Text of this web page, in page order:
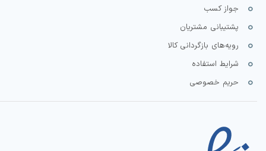
جواز کسب
پشتیبانی مشتریان
رویه‌های بازگردانی کالا
شرایط استفاده
حریم خصوصی